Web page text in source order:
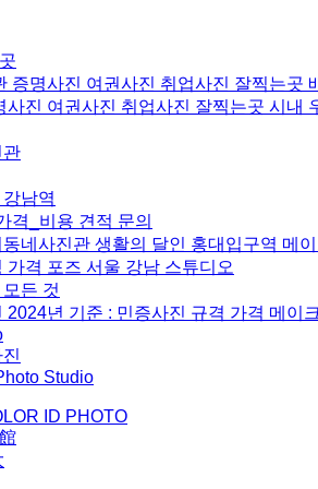
증명사진 여권사진 취업사진 잘찍는곳
사진 여권사진 취업사진 잘찍는곳 시내
관
남역
격_비용 견적 문의
네사진관 생활의 달인 홍대입구역 메
가격 포즈 서울 강남 스튜디오
든 것
2024년 기준 : 민증사진 규격 가격 메이
Studio
ID PHOTO